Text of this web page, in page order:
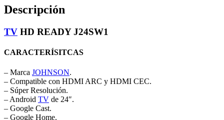
Descripción
TV HD READY J24SW1
CARACTERÍSITCAS
– Marca JOHNSON.
– Compatible con HDMI ARC y HDMI CEC.
– Súper Resolución.
– Android TV de 24″.
– Google Cast.
– Google Home.